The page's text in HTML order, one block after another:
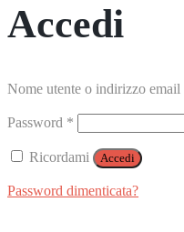
Accedi
Nome utente o indirizzo email
Password *
Ricordami Accedi
Password dimenticata?